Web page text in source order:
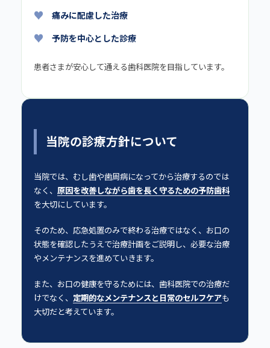
痛みに配慮した治療
予防を中心とした診療
患者さまが安心して通える歯科医院を目指しています。
当院の診療方針について
当院では、むし歯や歯周病になってから治療するのでは
なく、 原因を改善しながら歯を長く守るための予防歯科
を大切にしています。
そのため、応急処置のみで終わる治療ではなく、お口の
状態を確認したうえで治療計画をご説明し、必要な治療
やメンテナンスを進めていきます。
また、お口の健康を守るためには、歯科医院での治療だ
けでなく、 定期的なメンテナンスと日常のセルフケアも
大切だと考えています。